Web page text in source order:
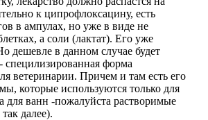
к ципрофлоксацину, есть
в ампулах, но уже в виде не
а соли (лактат). Его уже
дешевле в данном случае будет
специлизированная форма
ветеринарии. Причем и там есть его
которые используются только для
для ванн -пожалуйста растворимые
далее).